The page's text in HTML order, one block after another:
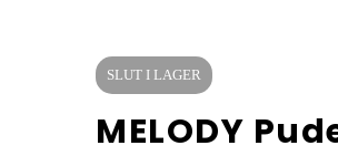
SLUT I LAGER
MELODY